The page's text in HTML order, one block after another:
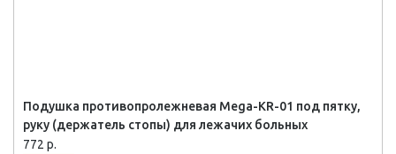
Подушка противопролежневая Mega-KR-01 под пятку,
руку (держатель стопы) для лежачих больных
772 р.